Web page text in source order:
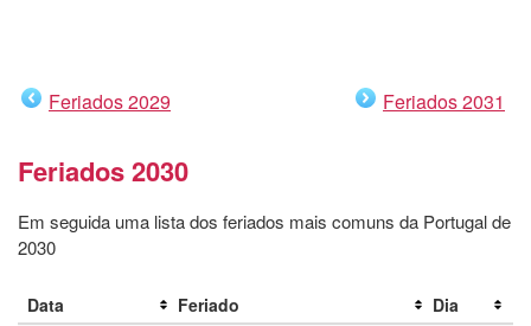
Feriados 2029 Feriados 2031
Feriados 2030
Em seguida uma lista dos feriados mais comuns da Portugal de
2030
Data Feriado Dia